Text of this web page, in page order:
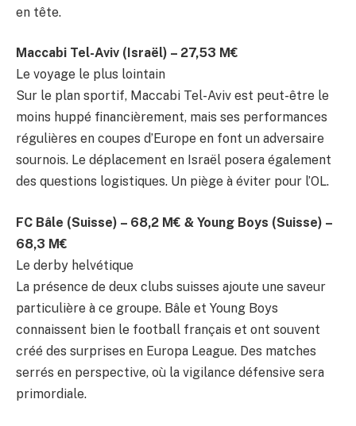
en tête.
Maccabi Tel-Aviv (Israël) – 27,53 M€
Le voyage le plus lointain
Sur le plan sportif, Maccabi Tel-Aviv est peut-être le
moins huppé financièrement, mais ses performances
régulières en coupes d’Europe en font un adversaire
sournois. Le déplacement en Israël posera également
des questions logistiques. Un piège à éviter pour l’OL.
FC Bâle (Suisse) – 68,2 M€ & Young Boys (Suisse) –
68,3 M€
Le derby helvétique
La présence de deux clubs suisses ajoute une saveur
particulière à ce groupe. Bâle et Young Boys
connaissent bien le football français et ont souvent
créé des surprises en Europa League. Des matches
serrés en perspective, où la vigilance défensive sera
primordiale.